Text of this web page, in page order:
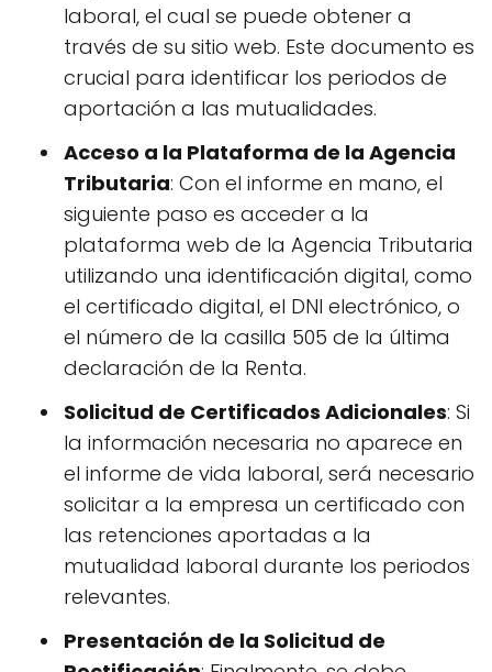
laboral, el cual se puede obtener a
través de su sitio web. Este documento es
crucial para identificar los periodos de
aportación a las mutualidades.
Acceso a la Plataforma de la Agencia
Tributaria: Con el informe en mano, el
siguiente paso es acceder a la
plataforma web de la Agencia Tributaria
utilizando una identificación digital, como
el certificado digital, el DNI electrónico, o
el número de la casilla 505 de la última
declaración de la Renta.
Solicitud de Certificados Adicionales: Si
la información necesaria no aparece en
el informe de vida laboral, será necesario
solicitar a la empresa un certificado con
las retenciones aportadas a la
mutualidad laboral durante los periodos
relevantes.
Presentación de la Solicitud de